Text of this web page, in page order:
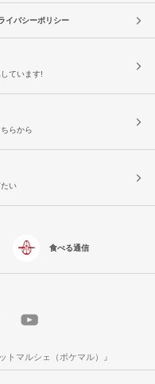
イバシーポリシー
ています!
らから
い
食べる通信
トマルシェ（ポケマル）』